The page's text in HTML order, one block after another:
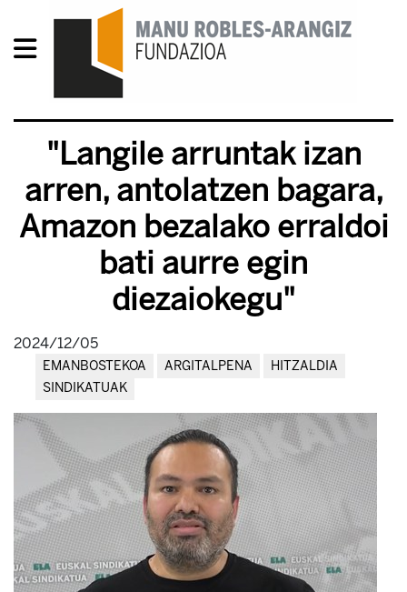
"Langile arruntak izan
arren, antolatzen bagara,
Amazon bezalako erraldoi
bati aurre egin
diezaiokegu"
2024/12/05
EMANBOSTEKOA ARGITALPENA
HITZALDIA
SINDIKATUAK